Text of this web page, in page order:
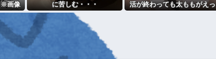
※画像
に苦しむ・・・
活が終わっても太ももがえっ